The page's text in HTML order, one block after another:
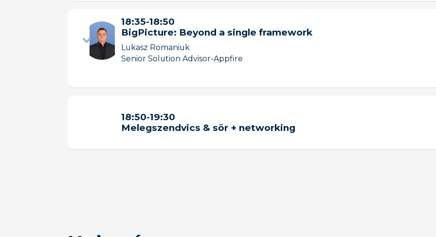
18:35-18:50
BigPicture: Beyond a single framework
Lukasz Romaniuk
Senior Solution Advisor-Appfire
Mit tanulhatsz meg?
Gyakorlati tippek és trükkök a mindennapi használathoz
18:50-19:30
Melegszendvics & sör + networking